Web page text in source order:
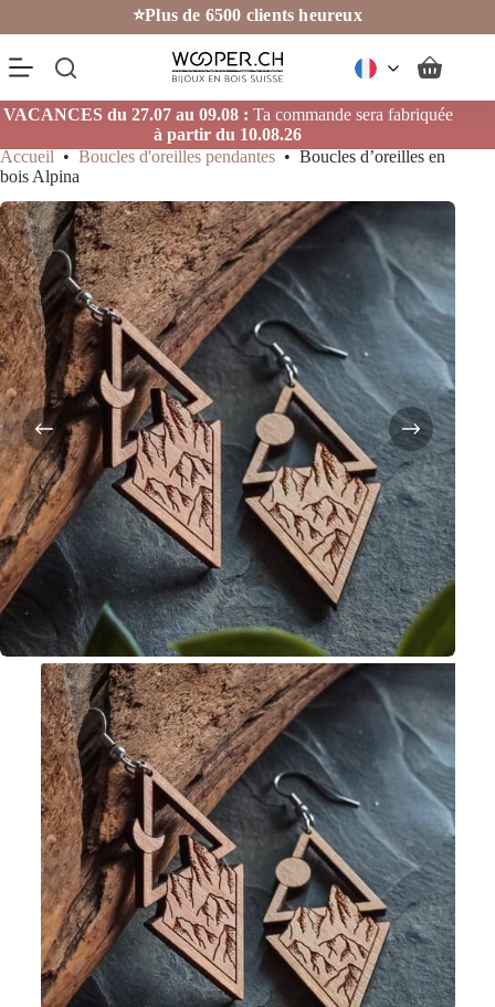
⭐Plus de 6500 clients heureux
Panier
VACANCES du 27.07 au 09.08 : Ta commande sera fabriquée
à partir du 10.08.26
Accueil • Boucles d'oreilles pendantes • Boucles d’oreilles en
bois Alpina